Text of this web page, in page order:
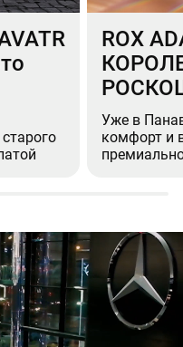
ROX
Уже в
комфорт и